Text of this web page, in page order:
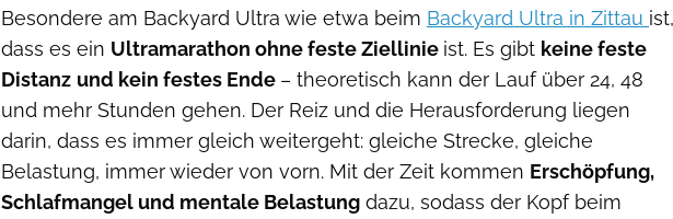
Besondere am Backyard Ultra wie etwa beim Backyard Ultra in Zittau ist,
dass es ein Ultramarathon ohne feste Ziellinie ist. Es gibt keine feste
Distanz und kein festes Ende – theoretisch kann der Lauf über 24, 48
und mehr Stunden gehen. Der Reiz und die Herausforderung liegen
darin, dass es immer gleich weitergeht: gleiche Strecke, gleiche
Belastung, immer wieder von vorn. Mit der Zeit kommen Erschöpfung,
Schlafmangel und mentale Belastung dazu, sodass der Kopf beim